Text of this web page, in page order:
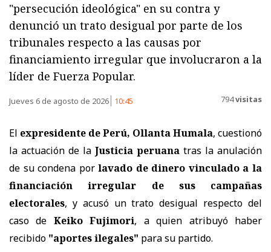
"persecución ideológica" en su contra y
denunció un trato desigual por parte de los
tribunales respecto a las causas por
financiamiento irregular que involucraron a la
líder de Fuerza Popular.
Jueves 6 de agosto de 2026 10:45 794visitas
El expresidente de Perú, Ollanta Humala, cuestionó
la actuación de la Justicia peruana tras la anulación
de su condena porlavado de dinero vinculado a la
financiación irregular de sus campañas
electorales, y acusó un trato desigual respecto del
caso de Keiko Fujimori, a quien atribuyó haber
recibido "aportes ilegales" para su partido.